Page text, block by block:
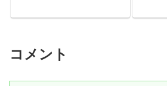
コメント